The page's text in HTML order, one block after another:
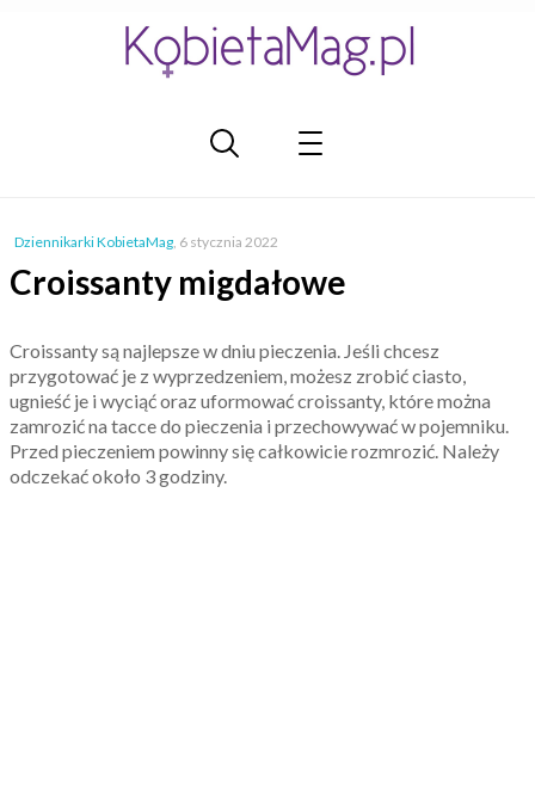
Dziennikarki KobietaMag, 6 stycznia 2022
Croissanty migdałowe
Croissanty są najlepsze w dniu pieczenia. Jeśli chcesz
przygotować je z wyprzedzeniem, możesz zrobić ciasto,
ugnieść je i wyciąć oraz uformować croissanty, które można
zamrozić na tacce do pieczenia i przechowywać w pojemniku.
Przed pieczeniem powinny się całkowicie rozmrozić. Należy
odczekać około 3 godziny.